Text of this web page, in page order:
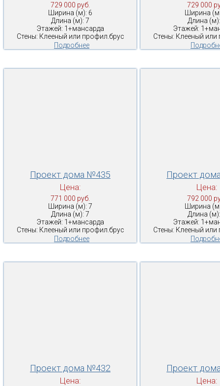
729 000 руб.
Ширина (м): 6
Длина (м): 7
Этажей: 1+мансарда
Стены: Клееный или профил.брус
Подробнее
729 000
Ширина
Длина
Этажей:
Стены: Клееный или
Проект дома №435
Цена:
771 000 руб.
Ширина (м): 7
Длина (м): 7
Этажей: 1+мансарда
Стены: Клееный или профил.брус
Подробнее
Проект
Цена:
792 000
Ширина
Длина
Этажей:
Стены: Клееный или
Проект дома №432
Цена:
Проект
Цена: